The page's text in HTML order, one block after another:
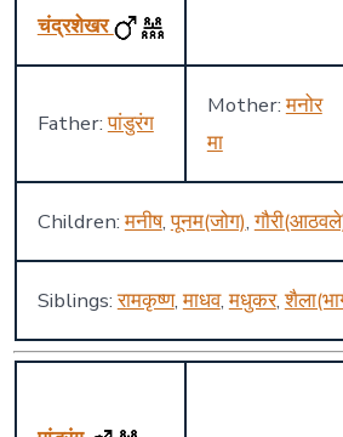
चंद्रशेखर
Father:पांडुरंग
Mother:मनोर
मा
Children:मनीष,पूनम(जोग),
Siblings:रामकृष्ण,माधव,मधुकर,